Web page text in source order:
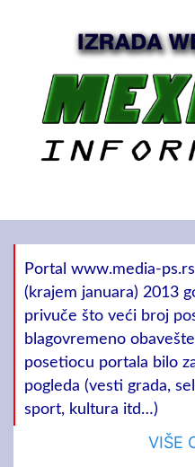
Portal www.media-
(krajem januara) 2013
privuče što veći broj
blagovremeno
posetiocu portala bilo
pogleda (vesti grada,
sport, kultura itd…)
VIŠE